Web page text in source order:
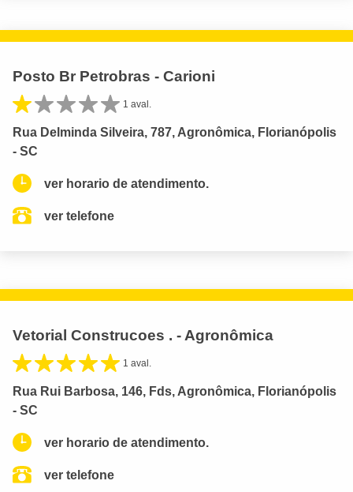
Posto Br Petrobras - Carioni
1 aval.
Rua Delminda Silveira, 787, Agronômica, Florianópolis
- SC
ver horario de atendimento.
ver telefone
Vetorial Construcoes . - Agronômica
1 aval.
Rua Rui Barbosa, 146, Fds, Agronômica, Florianópolis
- SC
ver horario de atendimento.
ver telefone